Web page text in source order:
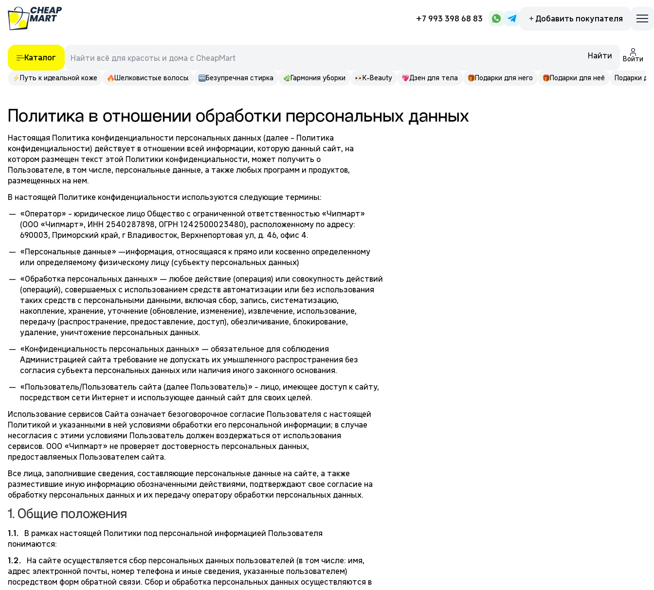
+7 993 398 68 83 Добавить покупателя
Каталог Найти всё для красоты и дома с CheapMart Найти Войти
Путь к идеальной коже Шелковистые волосы Безупречная стирка Гармония уборки K-Beauty Дзен для тела Подарки для него Подарки для неё Подарки до
Политика в отношении обработки персональных данных
Настоящая Политика конфиденциальности персональных данных (далее - Политика
конфиденциальности) действует в отношении всей информации, которую данный сайт, на
котором размещен текст этой Политики конфиденциальности, может получить о
Пользователе, в том числе, персональные данные, а также любых программ и продуктов,
размещенных на нем.
В настоящей Политике конфиденциальности используются следующие термины:
«Оператор» - юридическое лицо Общество с ограниченной ответственностью «Чипмарт»
(ООО «Чипмарт», ИНН 2540287898, ОГРН 1242500023480), расположенному по адресу:
690003, Приморский край, г Владивосток, Верхнепортовая ул, д. 46, офис 4.
«Персональные данные» —информация, относящаяся к прямо или косвенно определенному
или определяемому физическому лицу (субъекту персональных данных)
«Обработка персональных данных» — любое действие (операция) или совокупность действий
(операций), совершаемых с использованием средств автоматизации или без использования
таких средств с персональными данными, включая сбор, запись, систематизацию,
накопление, хранение, уточнение (обновление, изменение), извлечение, использование,
передачу (распространение, предоставление, доступ), обезличивание, блокирование,
удаление, уничтожение персональных данных.
«Конфиденциальность персональных данных» — обязательное для соблюдения
Администрацией сайта требование не допускать их умышленного распространения без
согласия субъекта персональных данных или наличия иного законного основания.
«Пользователь/Пользователь сайта (далее Пользователь)» - лицо, имеющее доступ к сайту,
посредством сети Интернет и использующее данный сайт для своих целей.
Использование сервисов Сайта означает безоговорочное согласие Пользователя с настоящей
Политикой и указанными в ней условиями обработки его персональной информации; в случае
несогласия с этими условиями Пользователь должен воздержаться от использования
сервисов. ООО «Чипмарт» не проверяет достоверность персональных данных,
предоставляемых Пользователем сайта.
Все лица, заполнившие сведения, составляющие персональные данные на сайте, а также
разместившие иную информацию обозначенными действиями, подтверждают свое согласие на
обработку персональных данных и их передачу оператору обработки персональных данных.
1. Общие положения
1.1. В рамках настоящей Политики под персональной информацией Пользователя
понимаются:
1.2. На сайте осуществляется сбор персональных данных пользователей (в том числе: имя,
адрес электронной почты, номер телефона и иные сведения, указанные пользователем)
посредством форм обратной связи. Сбор и обработка персональных данных осуществляются в